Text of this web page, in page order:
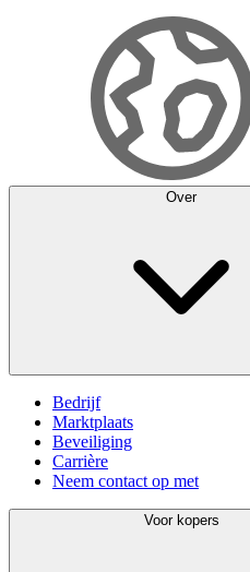
Over
Bedrijf
Marktplaats
Beveiliging
Carrière
Neem contact op met
Voor kopers